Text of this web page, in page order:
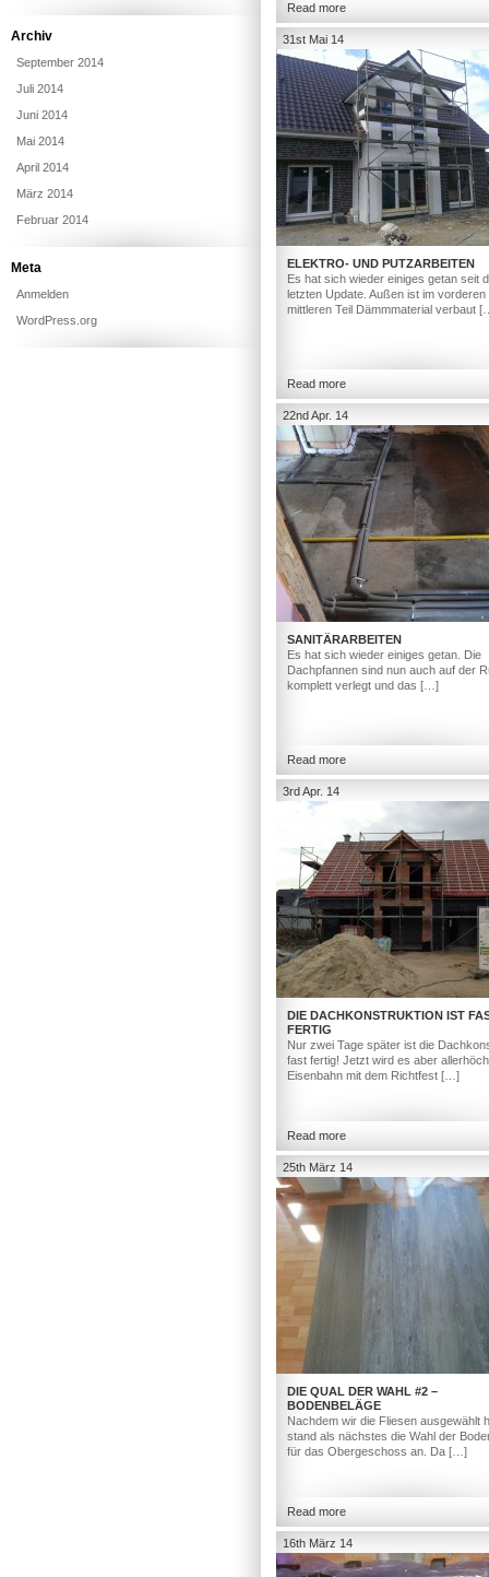
Read more
31st Mai 14
ELEKTRO- UND PUTZARBEITEN
Es hat sich wieder einiges getan seit
letzten Update. Außen ist im vorderen
mittleren Teil Dämmmaterial verbaut
Read more
22nd Apr. 14
SANITÄRARBEITEN
Es hat sich wieder einiges getan. Die
Dachpfannen sind nun auch auf der
komplett verlegt und das […]
Read more
3rd Apr. 14
DIE DACHKONSTRUKTION IST
FERTIG
Nur zwei Tage später ist die
fast fertig! Jetzt wird es aber
Eisenbahn mit dem Richtfest […]
Read more
25th März 14
DIE QUAL DER WAHL #2 –
BODENBELÄGE
Nachdem wir die Fliesen ausgewählt
stand als nächstes die Wahl der
für das Obergeschoss an. Da […]
Read more
16th März 14
Archiv
September 2014
Juli 2014
Juni 2014
Mai 2014
April 2014
März 2014
Februar 2014
Meta
Anmelden
WordPress.org